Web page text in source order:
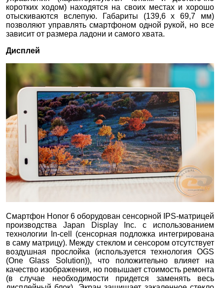
коротких ходом) находятся на своих местах и хорошо
отыскиваются вслепую. Габариты (139,6 х 69,7 мм)
позволяют управлять смартфоном одной рукой, но все
зависит от размера ладони и самого хвата.
Дисплей
Смартфон Honor 6 оборудован сенсорной IPS-матрицей
производства Japan Display Inc. с использованием
технологии In-cell (сенсорная подложка интегрирована
в саму матрицу). Между стеклом и сенсором отсутствует
воздушная прослойка (используется технология OGS
(One Glass Solution)), что положительно влияет на
качество изображения, но повышает стоимость ремонта
(в случае необходимости придется заменять весь